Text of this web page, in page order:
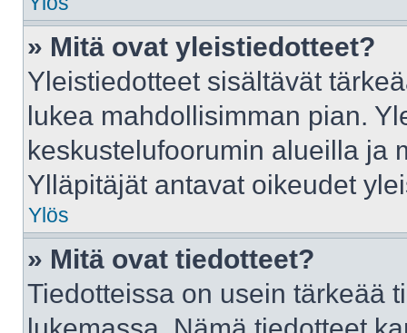
» Mitä ovat yleistiedotteet?
Yleistiedotteet sisältävät
lukea mahdollisimman pian.
keskustelufoorumin alueilla ja
Ylläpitäjät antavat oikeudet
Ylös
» Mitä ovat tiedotteet?
Tiedotteissa on usein tärkeää